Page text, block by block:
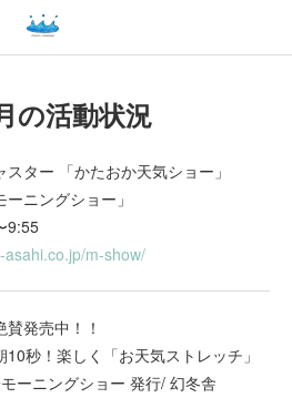
の活動状況
スター 「かたおか天気ショー」
ニングショー」
9:55
asahi.co.jp/m-show/
賛発売中！！
秒！楽しく「お天気ストレッチ」
ーニングショー 発行/ 幻冬舎